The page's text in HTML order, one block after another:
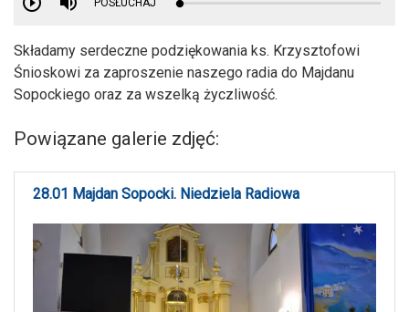
POSŁUCHAJ
Składamy serdeczne podziękowania ks. Krzysztofowi
Śnioskowi za zaproszenie naszego radia do Majdanu
Sopockiego oraz za wszelką życzliwość.
Powiązane galerie zdjęć:
28.01 Majdan Sopocki. Niedziela Radiowa